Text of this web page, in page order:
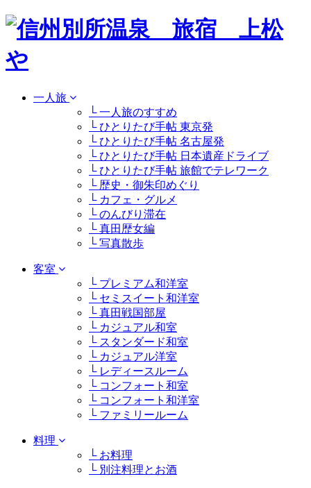
一人旅
└ 一人旅のすすめ
└ ひとりたび手帖 東京発
└ ひとりたび手帖 名古屋発
└ ひとりたび手帖 日本遺産ドライブ
└ ひとりたび手帖 旅館でテレワーク
└ 歴史・御朱印めぐり
└ カフェ・グルメ
└ のんびり滞在
└ 真田歴女編
└ 写真散歩
客室
└ プレミアム和洋室
└ セミスイート和洋室
└ 真田戦国部屋
└ カジュアル和室
└ スタンダード和室
└ カジュアル洋室
└ レディースルーム
└ コンフォート和室
└ コンフォート和洋室
└ ファミリールーム
料理
└ お料理
└ 別注料理とお酒